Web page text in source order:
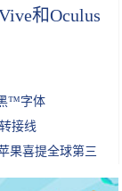
和Oculus
™字体
接线
果喜提全球第三